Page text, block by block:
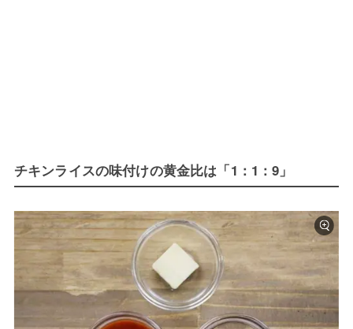
チキンライスの味付けの黄金比は「1：1：9」